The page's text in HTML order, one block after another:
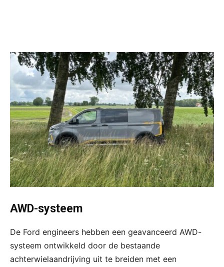
AWD-systeem
De Ford engineers hebben een geavanceerd AWD-
systeem ontwikkeld door de bestaande
achterwielaandrijving uit te breiden met een